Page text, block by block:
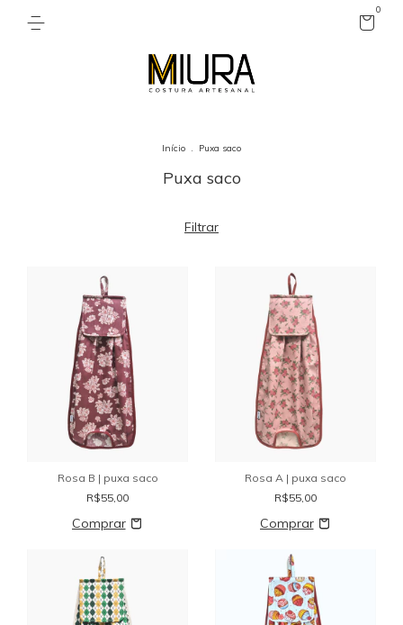
0
Início . Puxa saco
Puxa saco
Filtrar
Rosa B | puxa saco
R$55,00
Rosa A | puxa saco
R$55,00